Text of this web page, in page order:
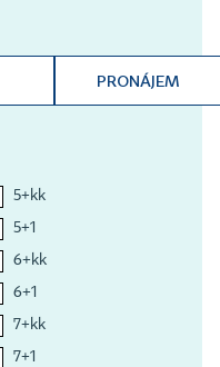
PRONÁJEM
5+kk
5+1
6+kk
6+1
7+kk
7+1